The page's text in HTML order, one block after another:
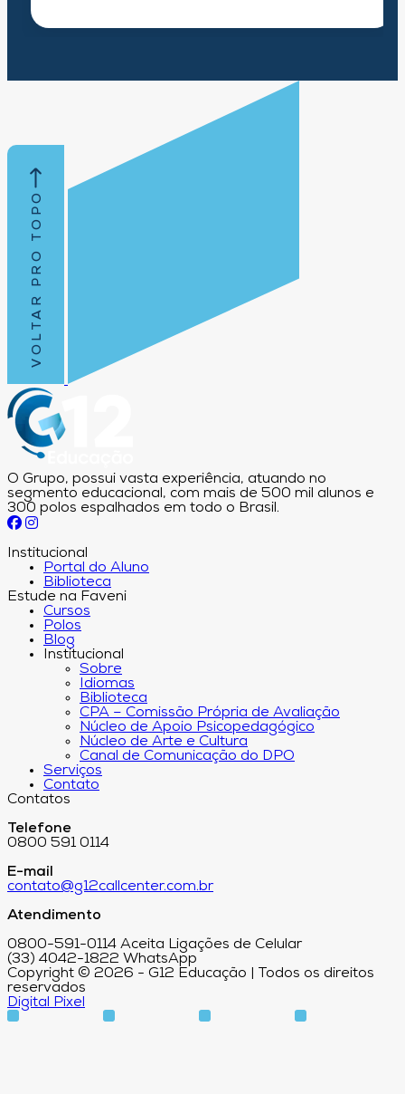
VOLTAR PRO TOPO
O Grupo, possui vasta experiência, atuando no
segmento educacional, com mais de 500 mil alunos e
300 polos espalhados em todo o Brasil.
Institucional
Portal do Aluno
Biblioteca
Estude na Faveni
Cursos
Polos
Blog
Institucional
Sobre
Idiomas
Biblioteca
CPA – Comissão Própria de Avaliação
Núcleo de Apoio Psicopedagógico
Núcleo de Arte e Cultura
Canal de Comunicação do DPO
Serviços
Contato
Contatos
Telefone
0800 591 0114
E-mail
contato@g12callcenter.com.br
Atendimento
0800-591-0114 Aceita Ligações de Celular
(33) 4042-1822 WhatsApp
Copyright © 2026 - G12 Educação | Todos os direitos
reservados
Digital Pixel